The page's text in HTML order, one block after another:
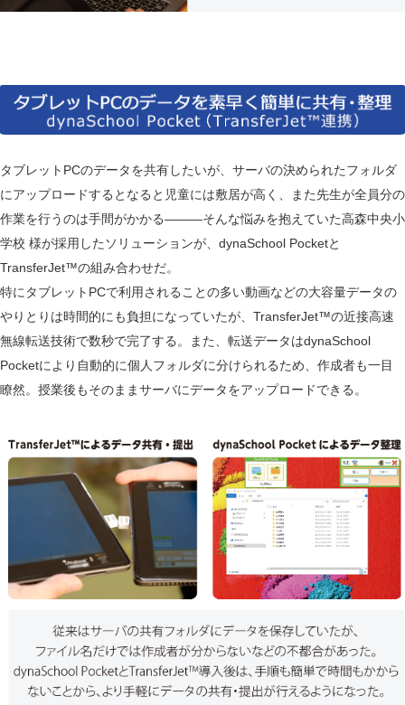
タブレットPCのデータを共有したいが、サーバの決められたフォルダ
にアップロードするとなると児童には敷居が高く、また先生が全員分の
作業を行うのは手間がかかる―――そんな悩みを抱えていた高森中央小
学校 様が採用したソリューションが、dynaSchool Pocketと
TransferJet™の組み合わせだ。
特にタブレットPCで利用されることの多い動画などの大容量データの
やりとりは時間的にも負担になっていたが、TransferJet™の近接高速
無線転送技術で数秒で完了する。また、転送データはdynaSchool
Pocketにより自動的に個人フォルダに分けられるため、作成者も一目
瞭然。授業後もそのままサーバにデータをアップロードできる。